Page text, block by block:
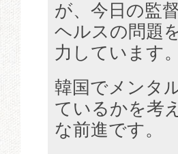
が、今日の監
ヘルスの問題
力しています。
韓国でメンタ
ているかを考
な前進です。